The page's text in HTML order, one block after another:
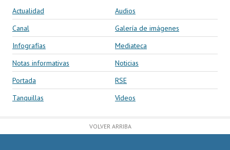
Actualidad
Audios
Canal
Galería de imágenes
Infografías
Mediateca
Notas informativas
Noticias
Portada
RSE
Tanquillas
Vídeos
VOLVER ARRIBA